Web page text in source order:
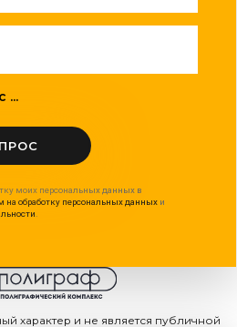
...
моих персональных данных в
на обработку персональных данных и
.
характер и не является публичной